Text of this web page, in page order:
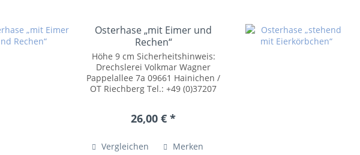
Osterhase „mit Eimer und
Rechen“
Höhe 9 cm Sicherheitshinweis:
Drechslerei Volkmar Wagner
Pappelallee 7a 09661 Hainichen /
OT Riechberg Tel.: +49 (0)37207
www.drechslerei-volkmar-
verschluckt...
26,00 € *
Vergleichen Merken